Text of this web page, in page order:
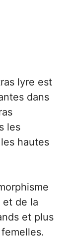
lyre est
dans
les
hautes
et de la
et plus